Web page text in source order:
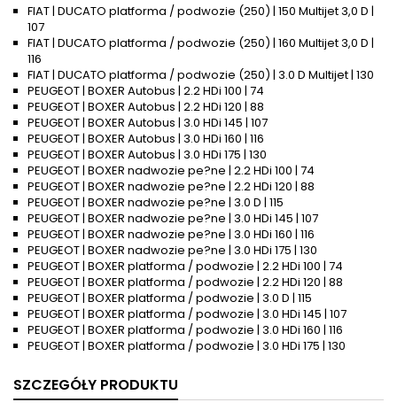
FIAT | DUCATO platforma / podwozie (250) | 150 Multijet 3,0 D |
107
FIAT | DUCATO platforma / podwozie (250) | 160 Multijet 3,0 D |
116
FIAT | DUCATO platforma / podwozie (250) | 3.0 D Multijet | 130
PEUGEOT | BOXER Autobus | 2.2 HDi 100 | 74
PEUGEOT | BOXER Autobus | 2.2 HDi 120 | 88
PEUGEOT | BOXER Autobus | 3.0 HDi 145 | 107
PEUGEOT | BOXER Autobus | 3.0 HDi 160 | 116
PEUGEOT | BOXER Autobus | 3.0 HDi 175 | 130
PEUGEOT | BOXER nadwozie pe?ne | 2.2 HDi 100 | 74
PEUGEOT | BOXER nadwozie pe?ne | 2.2 HDi 120 | 88
PEUGEOT | BOXER nadwozie pe?ne | 3.0 D | 115
PEUGEOT | BOXER nadwozie pe?ne | 3.0 HDi 145 | 107
PEUGEOT | BOXER nadwozie pe?ne | 3.0 HDi 160 | 116
PEUGEOT | BOXER nadwozie pe?ne | 3.0 HDi 175 | 130
PEUGEOT | BOXER platforma / podwozie | 2.2 HDi 100 | 74
PEUGEOT | BOXER platforma / podwozie | 2.2 HDi 120 | 88
PEUGEOT | BOXER platforma / podwozie | 3.0 D | 115
PEUGEOT | BOXER platforma / podwozie | 3.0 HDi 145 | 107
PEUGEOT | BOXER platforma / podwozie | 3.0 HDi 160 | 116
PEUGEOT | BOXER platforma / podwozie | 3.0 HDi 175 | 130
SZCZEGÓŁY PRODUKTU